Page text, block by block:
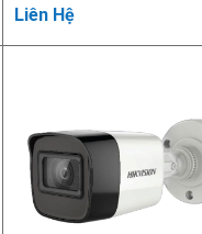
Liên Hệ